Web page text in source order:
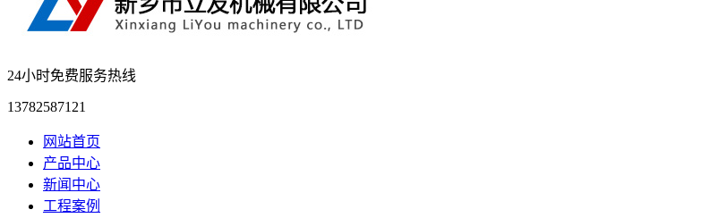
24小时免费服务热线
13782587121
网站首页
产品中心
新闻中心
工程案例